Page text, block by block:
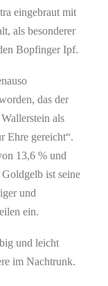
eingebraut mit
als besonderer
Bopfinger Ipf.
das der
als
Ehre gereicht“.
13,6 % und
ist seine
und
ein.
und leicht
im Nachtrunk.